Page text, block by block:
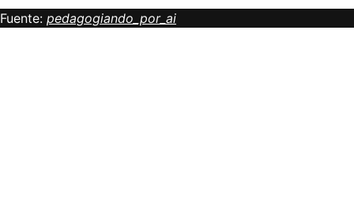
Fuente: pedagogiando_por_ai